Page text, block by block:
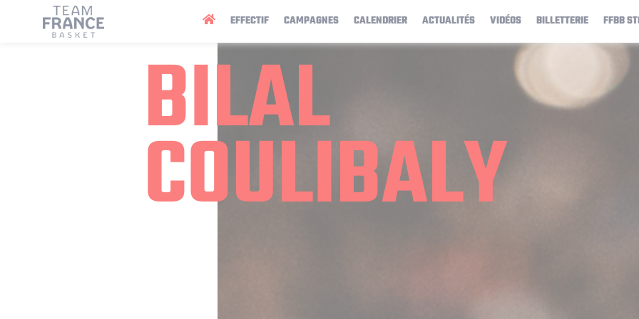
EFFECTIF CAMPAGNES CALENDRIER ACTUALITÉS VIDÉOS BILLETTERIE FFBB
BILAL
COULIBALY
Panneau de gestion des cookies